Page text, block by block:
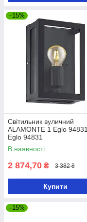
–15%
Світильник вуличний
ALAMONTE 1 Eglo 94831
Eglo 94831
В наявності
2 874,70 ₴ 3 382 ₴
Купити
–15%